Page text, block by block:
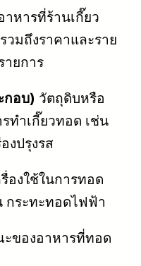
าหารที่ร้านเกี๊ยว
มถึงราคาและราย
ายการ
กอบ) วัตถุดิบหรือ
ทำเกี๊ยวทอด เช่น
งปรุงรส
รื่องใช้ในการทอด
กระทะทอดไฟฟ้า
ของอาหารที่ทอด